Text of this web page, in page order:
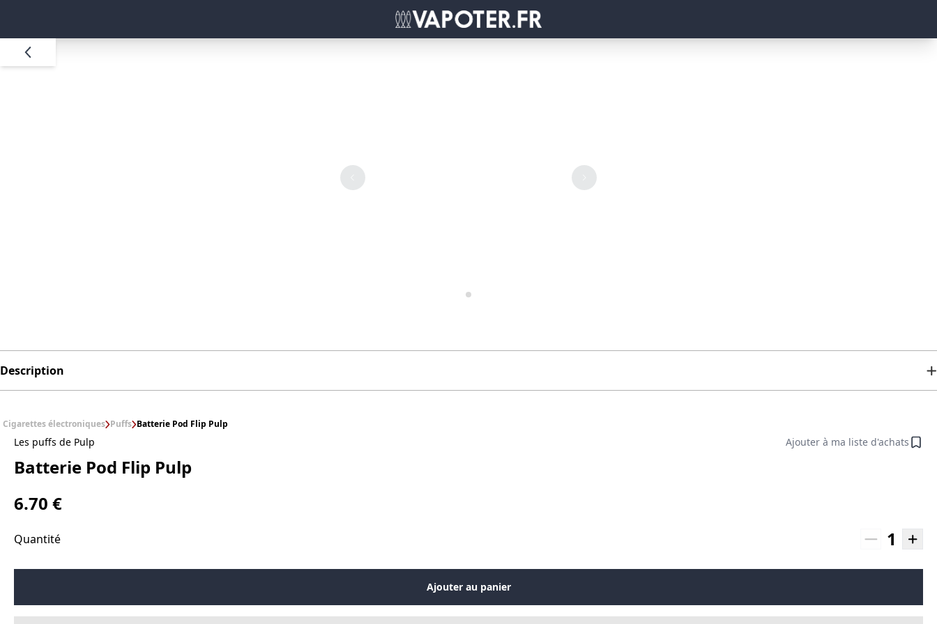
Description
Cigarettes électroniques Puffs Batterie Pod Flip Pulp
Les puffs de Pulp Ajouter à ma liste d'achats
Batterie Pod Flip Pulp
6.70 €
Quantité 1
Ajouter au panier